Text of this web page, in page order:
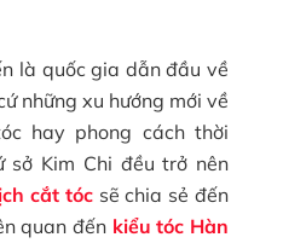
là quốc gia dẫn đầu về
những xu hướng mới về
hay phong cách thời
Kim Chi đều trở nên
cắt tóc sẽ chia sẻ đến
quan đến kiểu tóc Hàn